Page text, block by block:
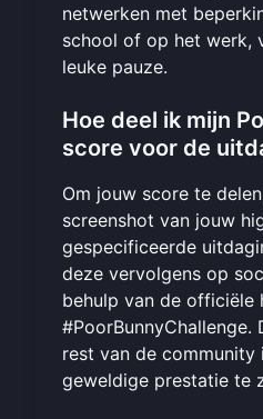
netwerken met
school of op het werk,
leuke pauze.
Hoe deel ik mijn
score voor de
Om jouw score te
screenshot van jouw
gespecificeerde
deze vervolgens op
behulp van de officiële
#PoorBunnyChallenge.
rest van de
geweldige prestatie te